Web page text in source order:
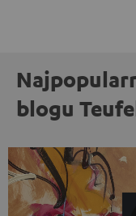
blogu